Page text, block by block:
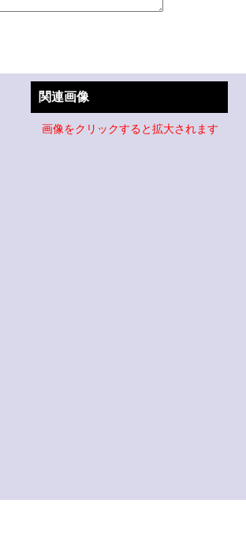
関連画像
画像をクリックすると拡大されます